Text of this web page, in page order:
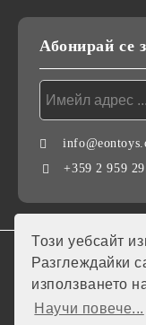
Този уебсайт
Разглеждайки
използването
Научи повече...
Абонирай се
+359 2 959
Нашият онлайн